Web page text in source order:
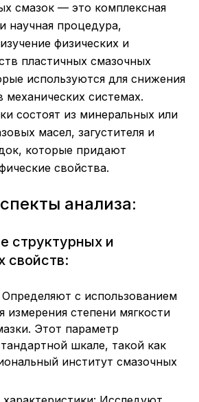
смазок — это комплексная
научная процедура,
физических и
пластичных смазочных
используются для снижения
механических системах.
состоят из минеральных или
масел, загустителя и
которые придают
свойства.
анализа:
структурных и
свойств:
с использованием
измерения степени мягкости
Этот параметр
шкале, такой как
институт смазочных